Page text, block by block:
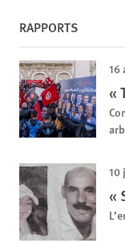
RAPPORTS
16
«
10
«